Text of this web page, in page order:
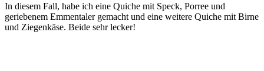
In diesem Fall, habe ich eine Quiche mit Speck, Porree und
geriebenem Emmentaler gemacht und eine weitere Quiche mit Birne
und Ziegenkäse. Beide sehr lecker!